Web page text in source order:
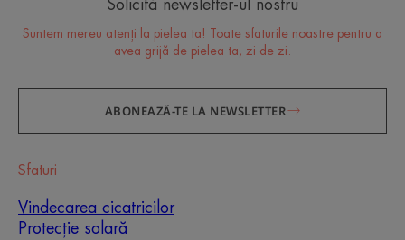
Solicită newsletter-ul nostru
Suntem mereu atenți la pielea ta! Toate sfaturile noastre pentru a
avea grijă de pielea ta, zi de zi.
ABONEAZĂ-TE LA NEWSLETTER
Sfaturi
Vindecarea cicatricilor
Protecție solară